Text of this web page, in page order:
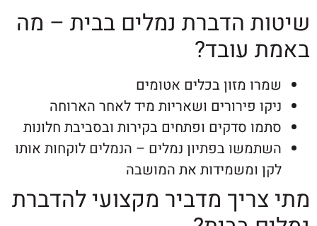
הדברת נמלים בבית – מה
עובד?
מזון בכלים אטומים
פירורים ושאריות מיד לאחר הארוחה
סדקים ופתחים בקירות ובסביבת חלונות
בפתיון נמלים – הנמלים לוקחות אותו
ומשמידות את המושבה
מדביר מקצועי להדברת